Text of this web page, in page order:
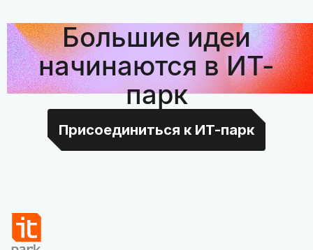
Большие идеи
начинаются в ИТ-
парк
Присоединиться к ИТ-парк